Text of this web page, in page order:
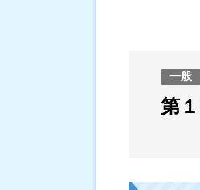
出走表・前日予
モーター抽選結
一般
第